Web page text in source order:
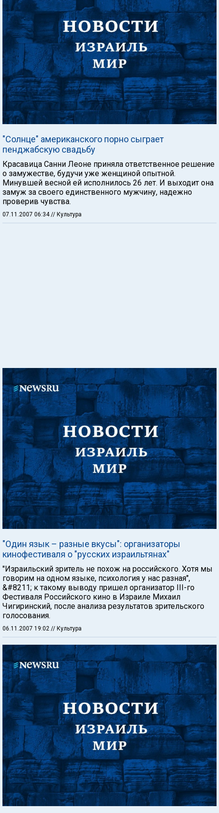
"Солнце" американского порно сыграет
пенджабскую свадьбу
Красавица Санни Леоне приняла ответственное решение
о замужестве, будучи уже женщиной опытной.
Минувшей весной ей исполнилось 26 лет. И выходит она
замуж за своего единственного мужчину, надежно
проверив чувства.
07.11.2007 06:34 // Культура
"Один язык – разные вкусы": организаторы
кинофестиваля о "русских израильтянах"
"Израильский зритель не похож на российского. Хотя мы
говорим на одном языке, психология у нас разная",
&#8211; к такому выводу пришел организатор III-го
Фестиваля Российского кино в Израиле Михаил
Чигиринский, после анализа результатов зрительского
голосования.
06.11.2007 19:02 // Культура